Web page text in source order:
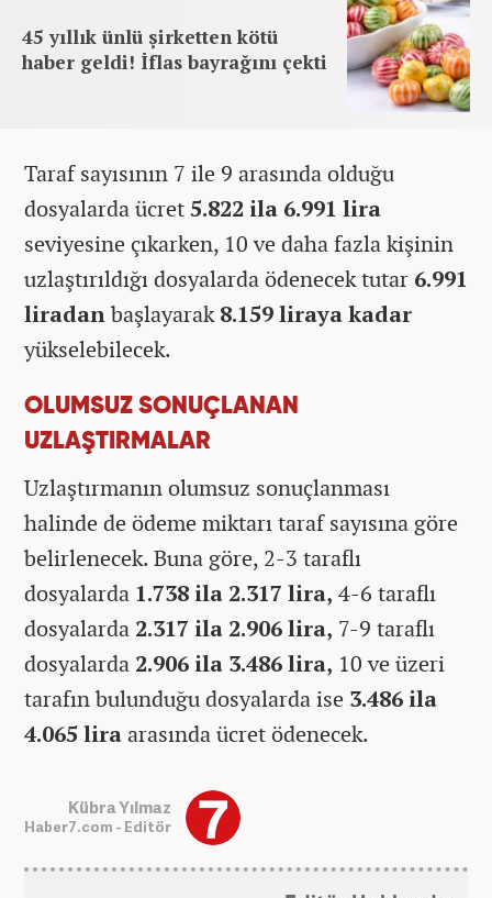
45 yıllık ünlü şirketten kötü
haber geldi! İflas bayrağını çekti
Taraf sayısının 7 ile 9 arasında olduğu
dosyalarda ücret5.822 ila 6.991 lira
seviyesine çıkarken, 10 ve daha fazla kişinin
uzlaştırıldığı dosyalarda ödenecek tutar 6.991
liradanbaşlayarak8.159 liraya kadar
yükselebilecek.
OLUMSUZ SONUÇLANAN
UZLAŞTIRMALAR
Uzlaştırmanın olumsuz sonuçlanması
halinde de ödeme miktarı taraf sayısına göre
belirlenecek. Buna göre, 2-3 taraflı
dosyalarda 1.738 ila 2.317 lira, 4-6 taraflı
dosyalarda 2.317 ila 2.906 lira, 7-9 taraflı
dosyalarda 2.906 ila 3.486 lira, 10 ve üzeri
tarafın bulunduğu dosyalarda ise 3.486 ila
4.065 liraarasında ücret ödenecek.
Kübra Yılmaz
Haber7.com - Editör